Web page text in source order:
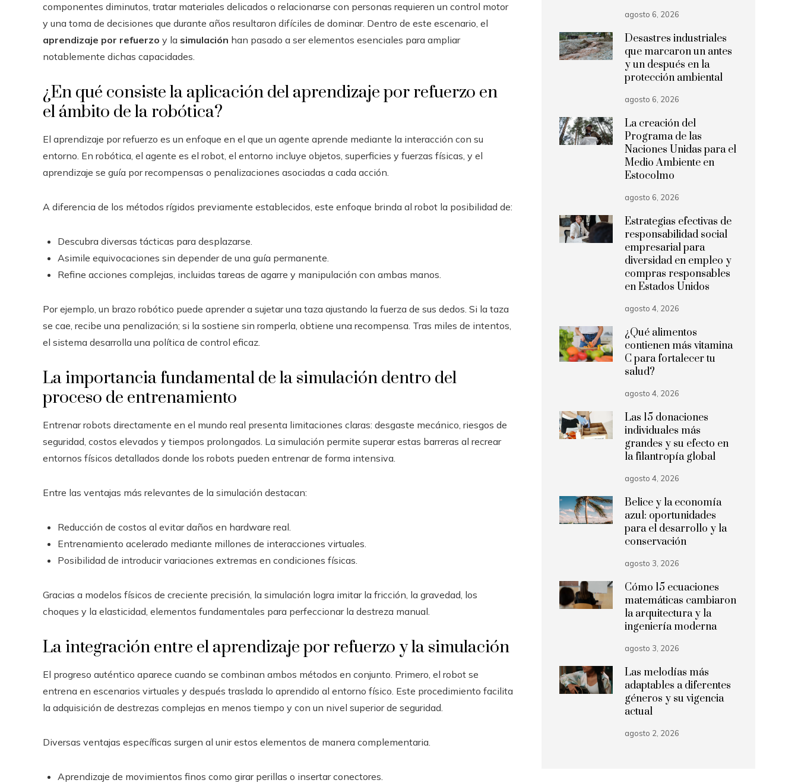
componentes diminutos, tratar materiales delicados o relacionarse con personas requieren un control motor
y una toma de decisiones que durante años resultaron difíciles de dominar. Dentro de este escenario, el
aprendizaje por refuerzo y la simulación han pasado a ser elementos esenciales para ampliar
notablemente dichas capacidades.
¿En qué consiste la aplicación del aprendizaje por refuerzo en
el ámbito de la robótica?
El aprendizaje por refuerzo es un enfoque en el que un agente aprende mediante la interacción con su
entorno. En robótica, el agente es el robot, el entorno incluye objetos, superficies y fuerzas físicas, y el
aprendizaje se guía por recompensas o penalizaciones asociadas a cada acción.
A diferencia de los métodos rígidos previamente establecidos, este enfoque brinda al robot la posibilidad de:
Descubra diversas tácticas para desplazarse.
Asimile equivocaciones sin depender de una guía permanente.
Refine acciones complejas, incluidas tareas de agarre y manipulación con ambas manos.
Por ejemplo, un brazo robótico puede aprender a sujetar una taza ajustando la fuerza de sus dedos. Si la taza
se cae, recibe una penalización; si la sostiene sin romperla, obtiene una recompensa. Tras miles de intentos,
el sistema desarrolla una política de control eficaz.
La importancia fundamental de la simulación dentro del
proceso de entrenamiento
Entrenar robots directamente en el mundo real presenta limitaciones claras: desgaste mecánico, riesgos de
seguridad, costos elevados y tiempos prolongados. La simulación permite superar estas barreras al recrear
entornos físicos detallados donde los robots pueden entrenar de forma intensiva.
Entre las ventajas más relevantes de la simulación destacan:
Reducción de costos al evitar daños en hardware real.
Entrenamiento acelerado mediante millones de interacciones virtuales.
Posibilidad de introducir variaciones extremas en condiciones físicas.
Gracias a modelos físicos de creciente precisión, la simulación logra imitar la fricción, la gravedad, los
choques y la elasticidad, elementos fundamentales para perfeccionar la destreza manual.
La integración entre el aprendizaje por refuerzo y la simulación
El progreso auténtico aparece cuando se combinan ambos métodos en conjunto. Primero, el robot se
entrena en escenarios virtuales y después traslada lo aprendido al entorno físico. Este procedimiento facilita
la adquisición de destrezas complejas en menos tiempo y con un nivel superior de seguridad.
Diversas ventajas específicas surgen al unir estos elementos de manera complementaria.
Aprendizaje de movimientos finos como girar perillas o insertar conectores.
agosto 6, 2026
Desastres industriales
que marcaron un antes
y un después en la
protección ambiental
agosto 6, 2026
La creación del
Programa de las
Naciones Unidas para el
Medio Ambiente en
Estocolmo
agosto 6, 2026
Estrategias efectivas de
responsabilidad social
empresarial para
diversidad en empleo y
compras responsables
en Estados Unidos
agosto 4, 2026
¿Qué alimentos
contienen más vitamina
C para fortalecer tu
salud?
agosto 4, 2026
Las 15 donaciones
individuales más
grandes y su efecto en
la filantropía global
agosto 4, 2026
Belice y la economía
azul: oportunidades
para el desarrollo y la
conservación
agosto 3, 2026
Cómo 15 ecuaciones
matemáticas cambiaron
la arquitectura y la
ingeniería moderna
agosto 3, 2026
Las melodías más
adaptables a diferentes
géneros y su vigencia
actual
agosto 2, 2026